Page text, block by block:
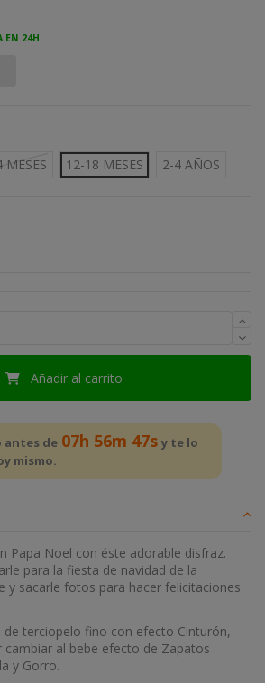
EN 24H
MESES 12-18 MESES 2-4 AÑOS
Añadir al carrito
antes de 07h 56m 47s y te lo
mismo.
Papa Noel con éste adorable disfraz.
para la fiesta de navidad de la
y sacarle fotos para hacer felicitaciones
terciopelo fino con efecto Cinturón,
cambiar al bebe efecto de Zapatos
y Gorro.